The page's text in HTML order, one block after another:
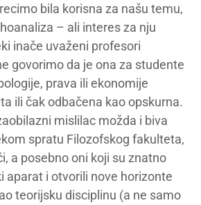
bila korisna za našu temu,
– ali interes za nju
inače uvaženi profesori
govorimo da je ona za studente
prava ili ekonomije
ili čak odbačena kao opskurna.
mislilac možda i biva
spratu Filozofskog fakulteta,
a posebno oni koji su znatno
aparat i otvorili nove horizonte
teorijsku disciplinu (a ne samo